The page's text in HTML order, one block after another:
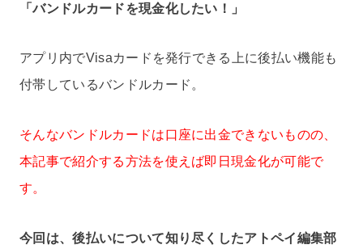
「バンドルカードを現金化したい！」
アプリ内でVisaカードを発行できる上に後払い機能も
付帯しているバンドルカード。
そんなバンドルカードは口座に出金できないものの、
本記事で紹介する方法を使えば即日現金化が可能で
す。
今回は、後払いについて知り尽くしたアトペイ編集部